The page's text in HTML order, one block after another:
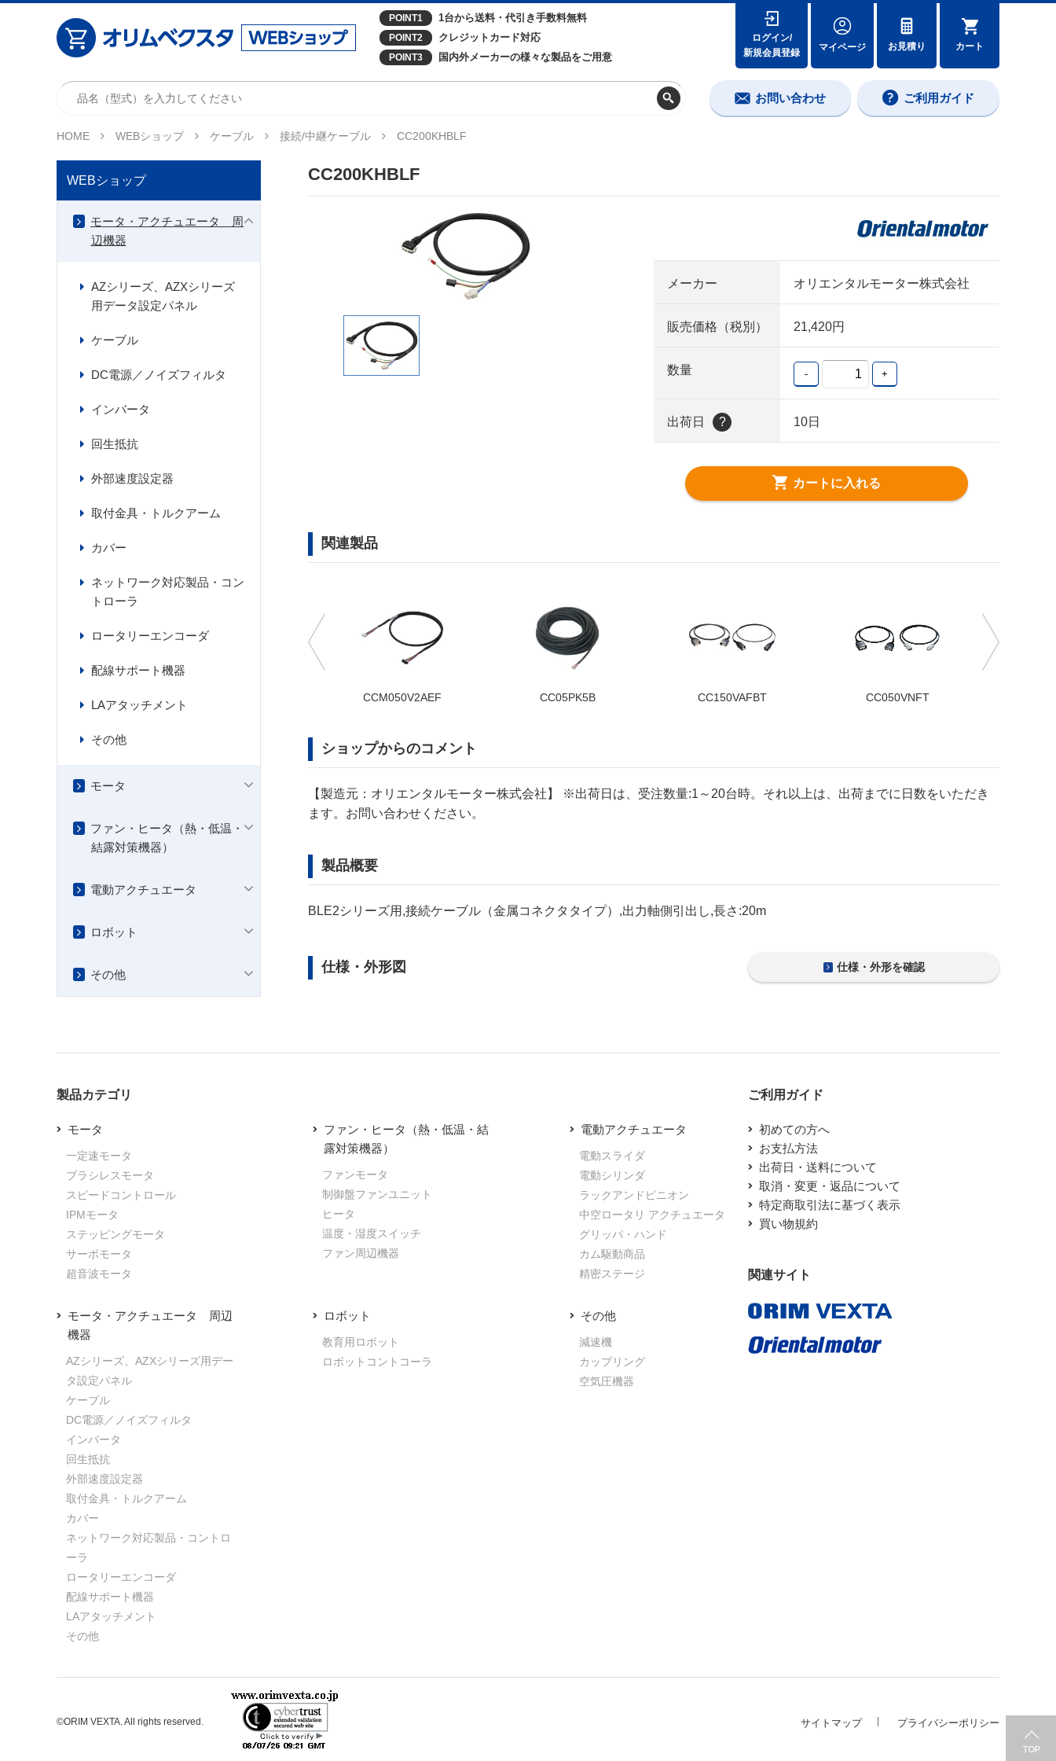
POINT1 1台から送料・代引き手数料無料
POINT2 クレジットカード対応
POINT3 国内外メーカーの様々な製品をご用意
ログイン/
新規会員登録
マイページ お見積り カート
お問い合わせ ご利用ガイド
HOME WEBショップ ケーブル 接続/中継ケーブル CC200KHBLF
CC200KHBLF
メーカー オリエンタルモーター株式会社
販売価格（税別） 21,420円
数量 - +
出荷日 ? 10日
カートに入れる
関連製品
CCM050V2AEF CC05PK5B CC150VAFBT CC050VNFT
ショップからのコメント
【製造元：オリエンタルモーター株式会社】 ※出荷日は、受注数量:1～20台時。それ以上は、出荷までに日数をいただき
ます。お問い合わせください。
製品概要
BLE2シリーズ用,接続ケーブル（金属コネクタタイプ）,出力軸側引出し,長さ:20m
仕様・外形図 仕様・外形を確認
WEBショップ
モータ・アクチュエータ 周
辺機器
AZシリーズ、AZXシリーズ
用データ設定パネル
ケーブル
DC電源／ノイズフィルタ
インバータ
回生抵抗
外部速度設定器
取付金具・トルクアーム
カバー
ネットワーク対応製品・コン
トローラ
ロータリーエンコーダ
配線サポート機器
LAアタッチメント
その他
モータ
ファン・ヒータ（熱・低温・
結露対策機器）
電動アクチュエータ
ロボット
その他
製品カテゴリ
モータ
一定速モータ
ブラシレスモータ
スピードコントロール
IPMモータ
ステッピングモータ
サーボモータ
超音波モータ
ファン・ヒータ（熱・低温・結
露対策機器）
ファンモータ
制御盤ファンユニット
ヒータ
温度・湿度スイッチ
ファン周辺機器
電動アクチュエータ
電動スライダ
電動シリンダ
ラックアンドピニオン
中空ロータリ アクチュエータ
グリッパ・ハンド
カム駆動商品
精密ステージ
モータ・アクチュエータ 周辺
機器
AZシリーズ、AZXシリーズ用デー
タ設定パネル
ケーブル
DC電源／ノイズフィルタ
インバータ
回生抵抗
外部速度設定器
取付金具・トルクアーム
カバー
ネットワーク対応製品・コントロ
ーラ
ロータリーエンコーダ
配線サポート機器
LAアタッチメント
その他
ロボット
教育用ロボット
ロボットコントコーラ
その他
減速機
カップリング
空気圧機器
ご利用ガイド
初めての方へ
お支払方法
出荷日・送料について
取消・変更・返品について
特定商取引法に基づく表示
買い物規約
関連サイト
©ORIM VEXTA. All rights reserved. サイトマップ プライバシーポリシー